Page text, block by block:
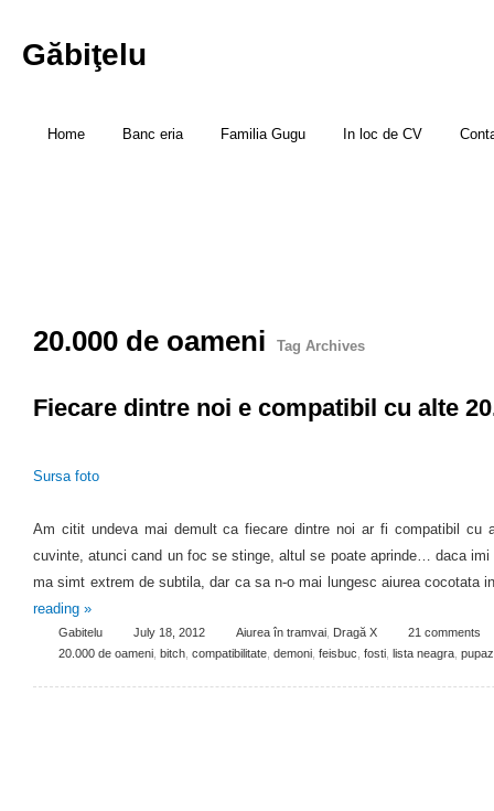
Găbiţelu
Home Banc eria Familia Gugu In loc de CV
20.000 de oameni Tag Archives
Fiecare dintre noi e compatibil cu alte
Sursa foto
Am citit undeva mai demult ca fiecare dintre noi ar fi compatibil cu
cuvinte, atunci cand un foc se stinge, altul se poate aprinde… daca
ma simt extrem de subtila, dar ca sa n-o mai lungesc aiurea cocotata
reading »
Gabitelu July 18, 2012 Aiurea în tramvai Dragă X
21 comments
20.000 de oameni bitch compatibilitate demoni feisbuc fosti lista neagra